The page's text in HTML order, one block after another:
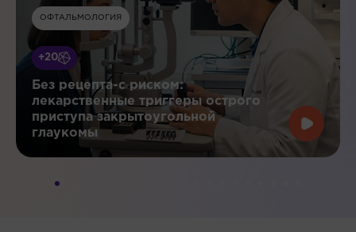
ОФТАЛЬМОЛОГИЯ
+20
Без рецепта-с риском:
лекарственные триггеры острого
приступа закрытоугольной
глаукомы